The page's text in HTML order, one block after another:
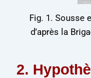
Fig. 1. Sousse
d’après la
2.